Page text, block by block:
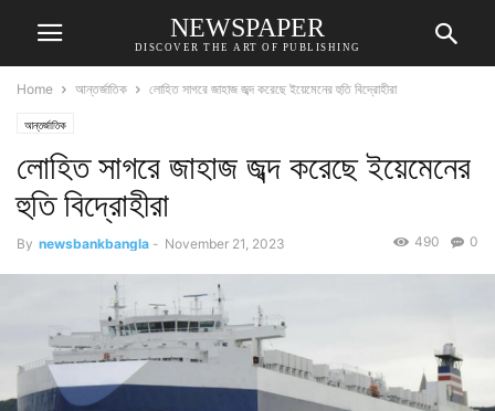
NEWSPAPER
DISCOVER THE ART OF PUBLISHING
Home আন্তর্জাতিক লোহিত সাগরে জাহাজ জব্দ করেছে ইয়েমেনের হুতি বিদ্রোহীরা
আন্তর্জাতিক
লোহিত সাগরে জাহাজ জব্দ করেছে ইয়েমেনের
হুতি বিদ্রোহীরা
By newsbankbangla - November 21, 2023 0
490